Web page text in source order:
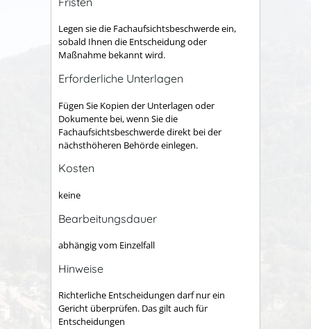
Legen sie die Fachaufsichtsbeschwerde ein,
sobald Ihnen die Entscheidung oder
Maßnahme bekannt wird.
Erforderliche Unterlagen
Fügen Sie Kopien der Unterlagen oder
Dokumente bei, wenn Sie die
Fachaufsichtsbeschwerde direkt bei der
nächsthöheren Behörde einlegen.
Kosten
keine
Bearbeitungsdauer
abhängig vom Einzelfall
Hinweise
Richterliche Entscheidungen darf nur ein
Gericht überprüfen. Das gilt auch für
Entscheidungen